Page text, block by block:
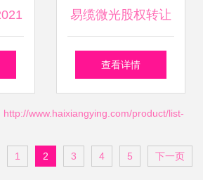
批
易缆微光股权转让
与技术转让 双轮驱
查看详情
www.haixiangying.com/product/list-
1 2 3 4 5 下一页